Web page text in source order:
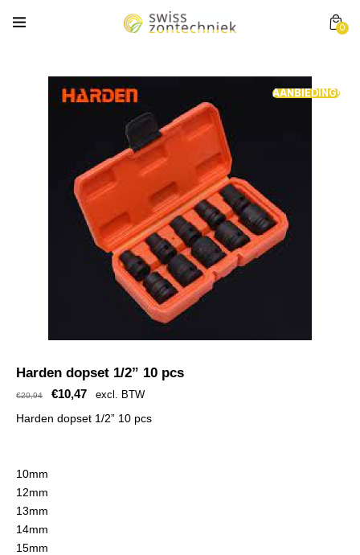
0
AANBIEDING!
Harden dopset 1/2” 10 pcs
€20,94 €10,47 excl. BTW
Harden dopset 1/2” 10 pcs
10mm
12mm
13mm
14mm
15mm